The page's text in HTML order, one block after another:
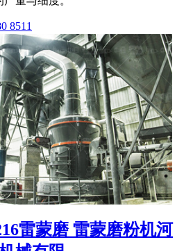
8511
雷蒙磨 雷蒙磨粉机河